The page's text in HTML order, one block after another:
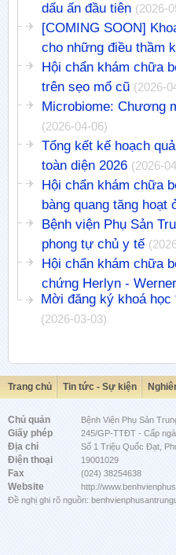
dấu ấn đầu tiên (2026-
[COMING SOON]
cho những điều thầm
Hội chẩn khám chữa
trên sẹo mổ cũ (2026-
Microbiome: Chương
(2026-04-06)
Tổng kết kế hoạch
toàn diện 2026 (2026-
Hội chẩn khám chữa
bàng quang tăng hoạt
Bệnh viện Phụ Sản
phong tự chủ y tế
Hội chẩn khám chữa
chứng Herlyn -
Mời đăng ký khoá học
(2026-03-03)
Trang chủ Tin tức - Sự kiện
Chủ quản Bệnh Viện Phụ Sản
Giấy phép 245/GP-TTĐT - Cấp
Địa chỉ Số 1 Triệu Quốc Đạt,
Điện thoại 19001029
Fax (024) 38254638
Website
http://
Đề nghị ghi rõ nguồn: